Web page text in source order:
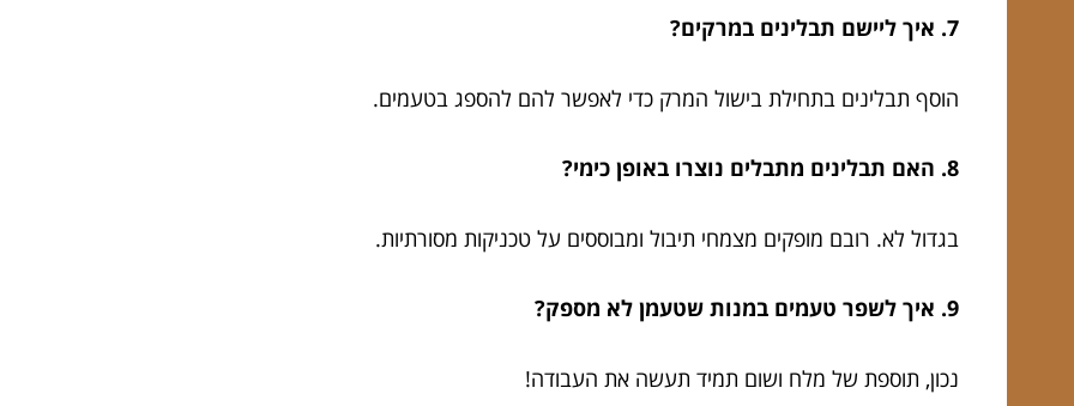
7. איך ליישם תבלינים במרקים?
הוסף תבלינים בתחילת בישול המרק כדי לאפשר להם להספג בטעמים.
8. האם תבלינים מתבלים נוצרו באופן כימי?
בגדול לא. רובם מופקים מצמחי תיבול ומבוססים על טכניקות מסורתיות.
9. איך לשפר טעמים במנות שטעמן לא מספק?
נכון, תוספת של מלח ושום תמיד תעשה את העבודה!